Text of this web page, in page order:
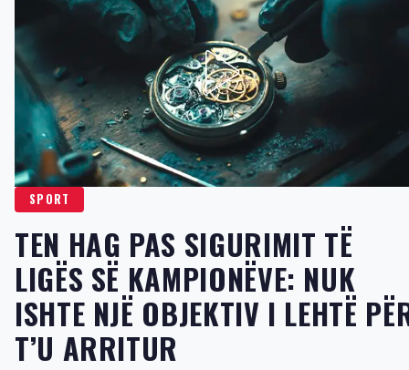
SPORT
TEN HAG PAS SIGURIMIT TË
LIGËS SË KAMPIONËVE: NUK
ISHTE NJË OBJEKTIV I LEHTË
T’U ARRITUR